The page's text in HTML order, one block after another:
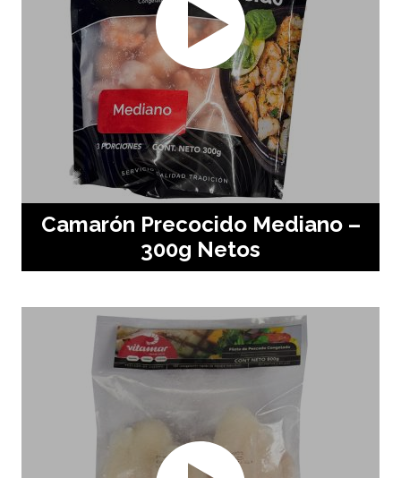
Camarón Precocido Mediano –
300g Netos